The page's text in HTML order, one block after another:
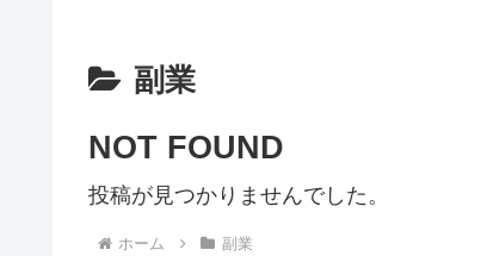
副業
NOT FOUND
投稿が見つかりませんでした。
ホーム 副業